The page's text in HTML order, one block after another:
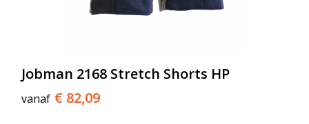
Jobman 2168 Stretch Shorts HP
vanaf € 82,09